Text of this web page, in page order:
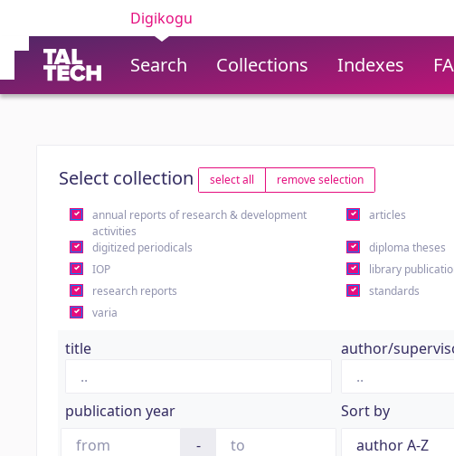
Digikogu
Search Collections Indexes
Select collection select all remove selection
annual reports of research & development
activities
articles
digitized periodicals diploma theses
IOP
library
research reports
standards
varia
title author/
publication year
-
Sort by